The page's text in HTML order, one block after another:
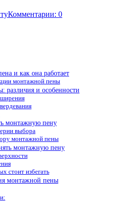
Комментарии: 0
и как она работает
монтажной пены
и особенности
монтажную пену
выбора
монтажной пены
монтажную пену
стоит избегать
монтажной пены